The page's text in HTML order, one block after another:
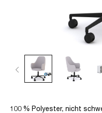
100 % Polyester, nicht